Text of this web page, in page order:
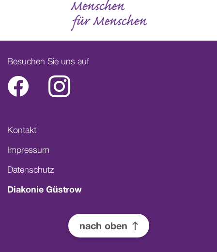
Besuchen Sie uns auf
Facebook
Kontakt
Impressum
Datenschutz
Diakonie Güstrow
Pfeil nach oben
nach oben